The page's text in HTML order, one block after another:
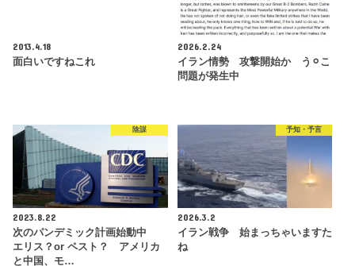
2013.4.18
面白いですねこれ
2026.2.24
イラン情勢 攻撃開始か う⚪︎こ
問題が発生中
陰謀
2023.8.22
次のパンデミック計画始動中
エリス？or ペスト？ アメリカ
と中国、モ…
予知・予言
2026.3.2
イラン戦争 始まっちゃいますた
ね